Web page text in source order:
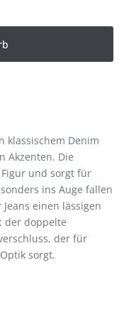
klassischem Denim
Akzenten. Die
und sorgt für
ins Auge fallen
einen lässigen
der doppelte
der für
sorgt.